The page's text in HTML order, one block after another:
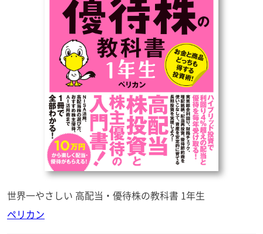
世界一やさしい 高配当・優待株の教科書 1年生
ペリカン